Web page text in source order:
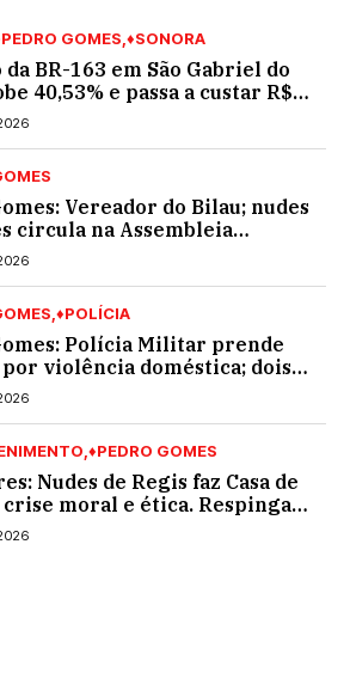
GOMES ♦SONORA
da BR-163 em São Gabriel do
40,53% e passa a custar R$
desta quarta-feira
Vereador do Bilau; nudes
circula na Assembleia
de MS e também na
♦POLÍCIA
Polícia Militar prende
violência doméstica; dois
cara dela
♦PEDRO GOMES
Nudes de Regis faz Casa de
moral e ética. Respinga
os vereadores e decredibiliza